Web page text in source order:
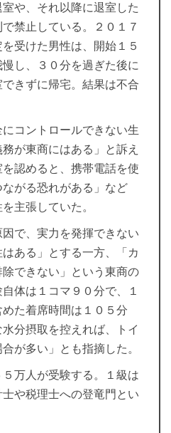
や、それ以降に退室した
禁止している。２０１７
受けた男性は、開始１５
し、３０分を過ぎた後に
きずに帰宅。結果は不合
コントロールできない生
が東商にはある」と訴え
認めると、携帯電話を使
がる恐れがある」など
主張していた。
で、実力を発揮できない
ある」とする一方、「カ
できない」という東商の
体は１コマ９０分で、１
た着席時間は１０５分
分摂取を控えれば、トイ
が多い」とも指摘した。
万人が受験する。１級は
や税理士への登竜門とい